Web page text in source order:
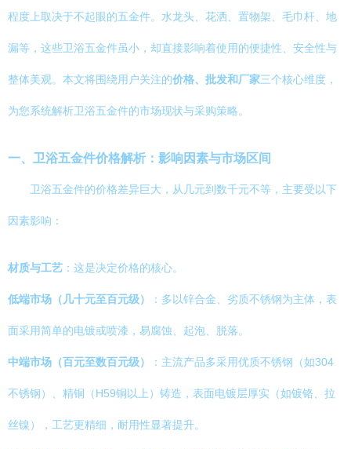
程度上取决于不起眼的五金件。水龙头、花洒、置物架、毛巾杆、地
漏等，这些卫浴五金件虽小，却直接影响着使用的便捷性、安全性与
整体美观。本文将围绕用户关注的价格、批发和厂家三个核心维度，
为您系统解析卫浴五金件的市场现状与采购策略。
一、卫浴五金件价格解析：影响因素与市场区间
卫浴五金件的价格差异巨大，从几元到数千元不等，主要受以下
因素影响：
材质与工艺 ：这是决定价格的核心。
低端市场（几十元至百元级） ：多以锌合金、劣质不锈钢为主体，表
面采用简单的电镀或喷漆，易腐蚀、起泡、脱落。
中端市场（百元至数百元级） ：主流产品多采用优质不锈钢（如304
不锈钢）、精铜（H59铜以上）铸造，表面电镀层厚实（如镀铬、拉
丝镍），工艺更精细，耐用性显著提升。